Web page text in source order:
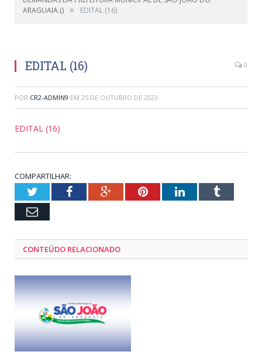
ARAGUAIA.() » EDITAL (16)
EDITAL (16) 0
POR CR2-ADMIN9 EM 25 DE OUTUBRO DE 2023
EDITAL (16)
COMPARTILHAR:
TwitterFacebookGoogle+PinterestLinkedInTumblr
Email
CONTEÚDO RELACIONADO